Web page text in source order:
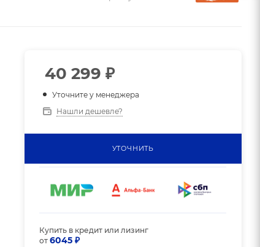
40 299 ₽
Уточните у менеджера
Нашли дешевле?
УТОЧНИТЬ
Купить в кредит или лизинг
от6045 ₽